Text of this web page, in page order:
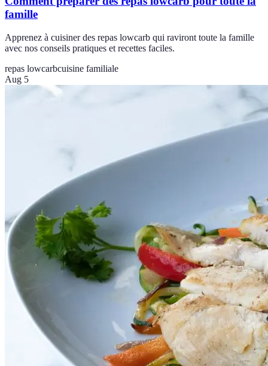
famille
Apprenez à cuisiner des repas lowcarb qui raviront toute la famille
avec nos conseils pratiques et recettes faciles.
repas lowcarbcuisine familiale
Aug 5